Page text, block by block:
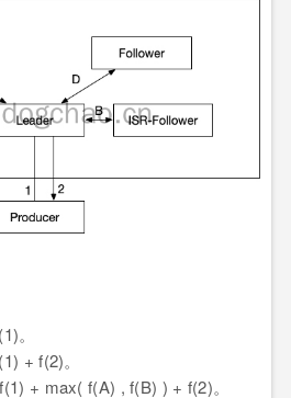
。
+ f(2)。
+ max( f(A) , f(B) ) + f(2)。